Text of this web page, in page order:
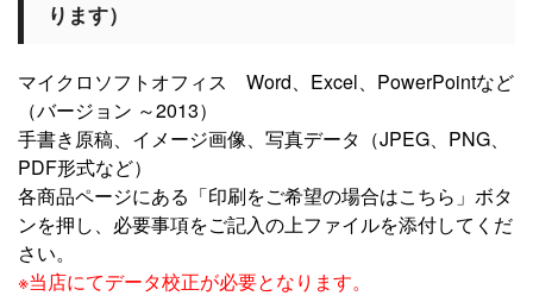
ります）
マイクロソフトオフィス Word、Excel、PowerPointなど
（バージョン ～2013）
手書き原稿、イメージ画像、写真データ（JPEG、PNG、
PDF形式など）
各商品ページにある「印刷をご希望の場合はこちら」ボタ
ンを押し、必要事項をご記入の上ファイルを添付してくだ
さい。
※当店にてデータ校正が必要となります。